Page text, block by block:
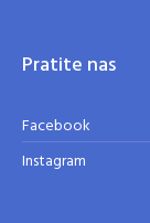
Pratite nas
Facebook
Instagram